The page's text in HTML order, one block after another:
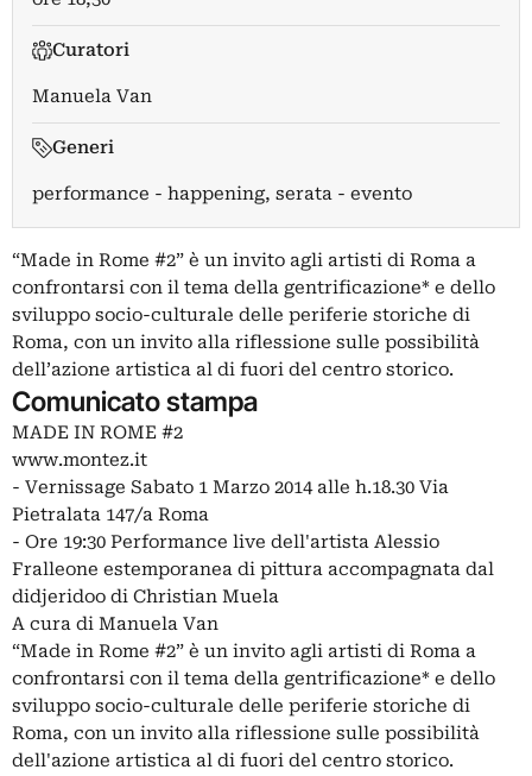
Curatori
Manuela Van
Generi
performance - happening, serata - evento
“Made in Rome #2” è un invito agli artisti di Roma a
confrontarsi con il tema della gentrificazione* e dello
sviluppo socio-culturale delle periferie storiche di
Roma, con un invito alla riflessione sulle possibilità
dell’azione artistica al di fuori del centro storico.
Comunicato stampa
MADE IN ROME #2
www.montez.it
- Vernissage Sabato 1 Marzo 2014 alle h.18.30 Via
Pietralata 147/a Roma
- Ore 19:30 Performance live dell'artista Alessio
Fralleone estemporanea di pittura accompagnata dal
didjeridoo di Christian Muela
A cura di Manuela Van
“Made in Rome #2” è un invito agli artisti di Roma a
confrontarsi con il tema della gentrificazione* e dello
sviluppo socio-culturale delle periferie storiche di
Roma, con un invito alla riflessione sulle possibilità
dell'azione artistica al di fuori del centro storico.